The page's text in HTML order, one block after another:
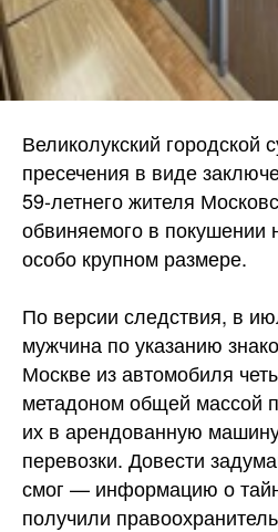
Великолукский городской
пресечения в виде
59-летнего жителя
обвиняемого в покушении
особо крупном размере.
По версии следствия, в
мужчина по указанию
Москве из автомобиля
метадоном общей массой
их в арендованную
перевозки. Довести
смог — информацию о
получили